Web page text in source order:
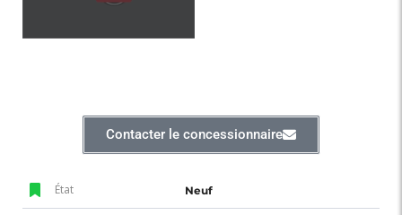
Contacter le concessionnaire
État Neuf